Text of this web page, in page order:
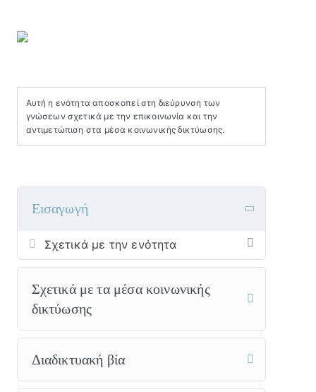
Αυτή η ενότητα αποσκοπεί στη διεύρυνση των
γνώσεων σχετικά με την επικοινωνία και την
αντιμετώπιση στα μέσα κοινωνικής δικτύωσης.
Εισαγωγή
Σχετικά με την ενότητα
Σχετικά με τα μέσα κοινωνικής
δικτύωσης
Διαδικτυακή βία